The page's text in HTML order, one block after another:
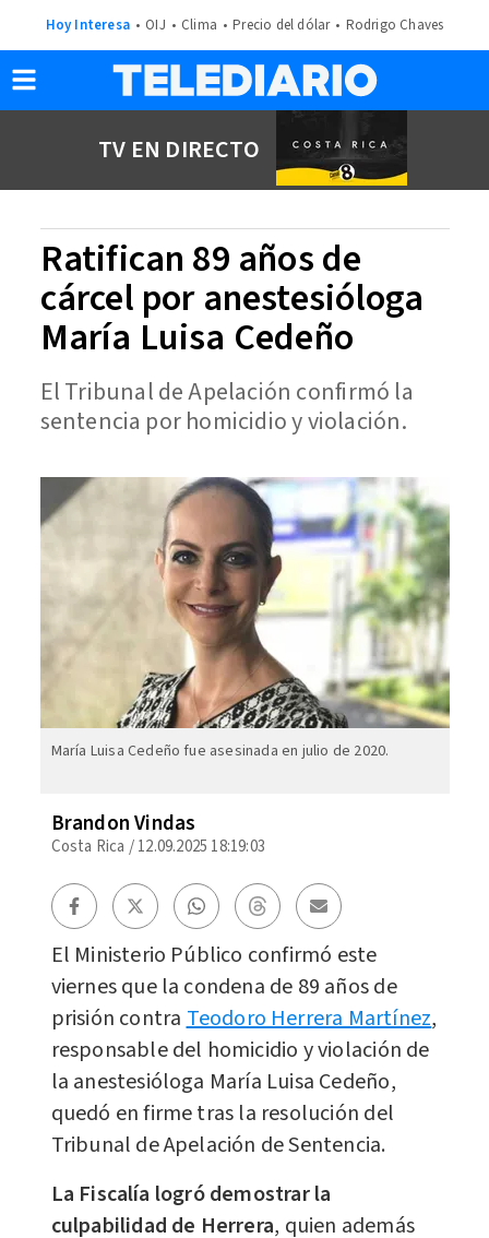
Hoy Interesa OIJ Clima Precio del dólar Rodrigo Chaves
TV EN DIRECTO
Ratifican 89 años de
cárcel por anestesióloga
María Luisa Cedeño
El Tribunal de Apelación confirmó la
sentencia por homicidio y violación.
María Luisa Cedeño fue asesinada en julio de 2020.
Brandon Vindas
Costa Rica /12.09.2025 18:19:03
El Ministerio Público confirmó este
viernes que la condena de 89 años de
prisión contra Teodoro Herrera Martínez,
responsable del homicidio y violación de
la anestesióloga María Luisa Cedeño,
quedó en firme tras la resolución del
Tribunal de Apelación de Sentencia.
La Fiscalía logró demostrar la
culpabilidad de Herrera, quien además